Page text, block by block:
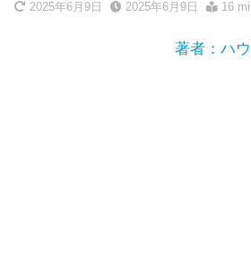
2025年6月9日 2025年6月9日 16
著者：ハ